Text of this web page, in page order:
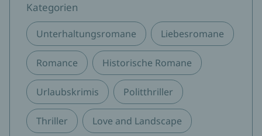
Kategorien
Unterhaltungsromane Liebesromane
Romance Historische Romane
Urlaubskrimis Politthriller
Thriller Love and Landscape